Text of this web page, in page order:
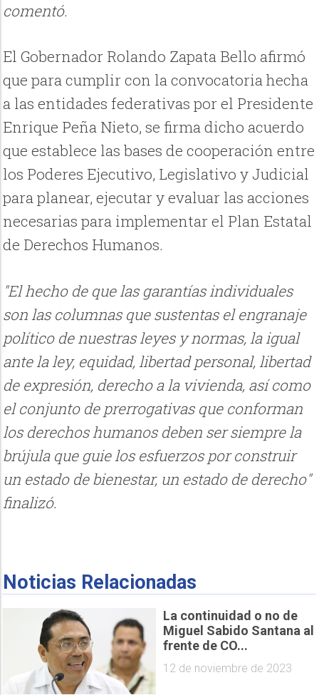
comentó.
El Gobernador Rolando Zapata Bello afirmó
que para cumplir con la convocatoria hecha
a las entidades federativas por el Presidente
Enrique Peña Nieto, se firma dicho acuerdo
que establece las bases de cooperación entre
los Poderes Ejecutivo, Legislativo y Judicial
para planear, ejecutar y evaluar las acciones
necesarias para implementar el Plan Estatal
de Derechos Humanos.
"El hecho de que las garantías individuales
son las columnas que sustentas el engranaje
político de nuestras leyes y normas, la igual
ante la ley, equidad, libertad personal, libertad
de expresión, derecho a la vivienda, así como
el conjunto de prerrogativas que conforman
los derechos humanos deben ser siempre la
brújula que guie los esfuerzos por construir
un estado de bienestar, un estado de derecho"
finalizó.
Noticias Relacionadas
La continuidad o no de
Miguel Sabido Santana al
frente de CO...
12 de noviembre de 2023